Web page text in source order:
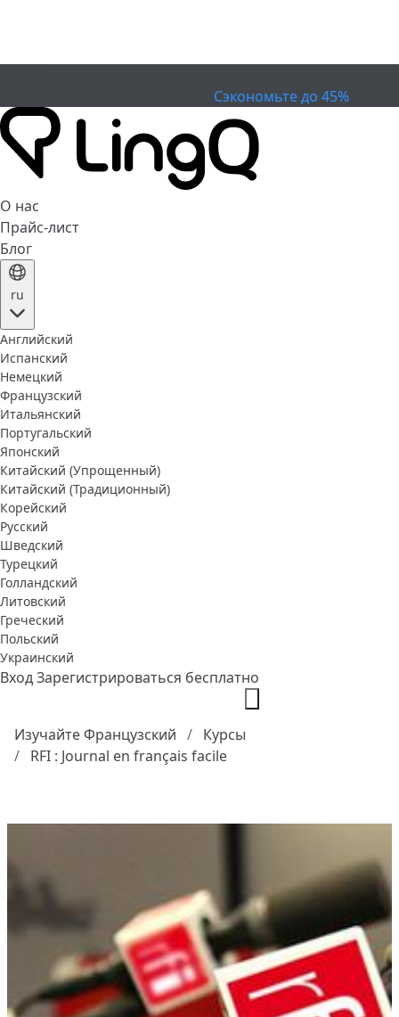
Сэкономьте до 45%
О нас
Прайс-лист
Блог
ru
Английский
Испанский
Немецкий
Французский
Итальянский
Португальский
Японский
Китайский (Упрощенный)
Китайский (Традиционный)
Корейский
Русский
Шведский
Турецкий
Голландский
Литовский
Греческий
Польский
Украинский
ВходЗарегистрироваться бесплатно
Изучайте Французский
Курсы
RFI : Journal en français facile